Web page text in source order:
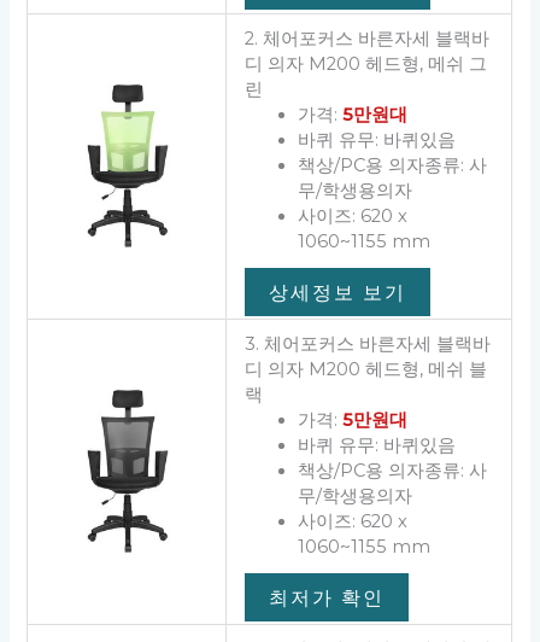
2. 체어포커스 바른자세 블랙바
디 의자 M200 헤드형, 메쉬 그
린
가격: 5만원대
바퀴 유무: 바퀴있음
책상/PC용 의자종류: 사
무/학생용의자
사이즈: 620 x
1060~1155 mm
상세정보 보기
3. 체어포커스 바른자세 블랙바
디 의자 M200 헤드형, 메쉬 블
랙
가격: 5만원대
바퀴 유무: 바퀴있음
책상/PC용 의자종류: 사
무/학생용의자
사이즈: 620 x
1060~1155 mm
최저가 확인